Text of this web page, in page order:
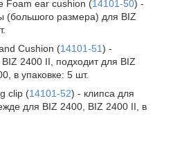
Foam ear cushion (14101-50) -
размера) для BIZ
Cushion (14101-51) -
2400 II, подходит для BIZ
в упаковке: 5 шт.
clip (14101-52) - клипса для
для BIZ 2400, BIZ 2400 II, в